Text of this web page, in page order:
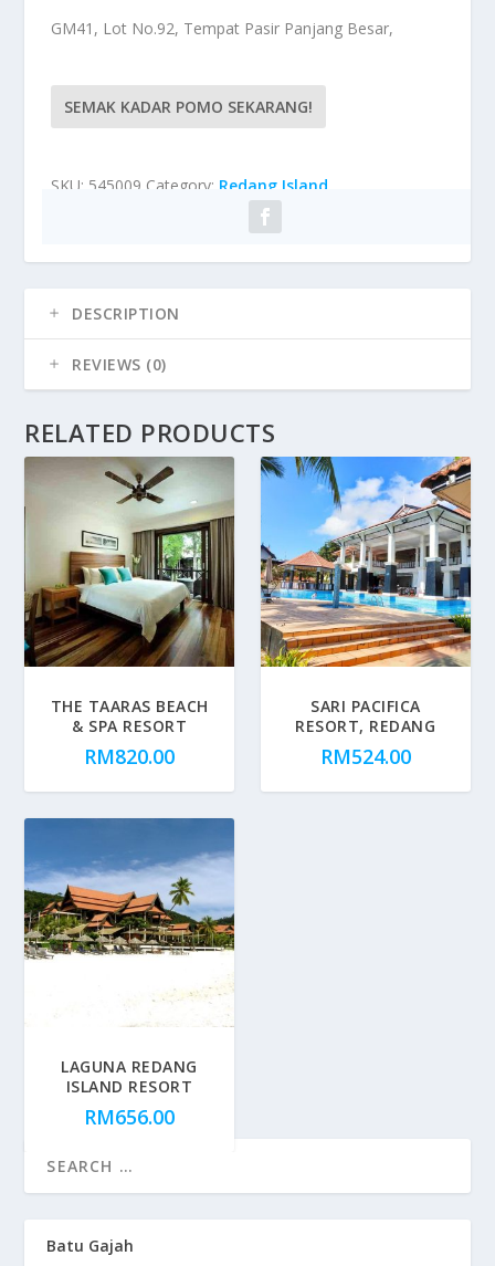
GM41, Lot No.92, Tempat Pasir Panjang Besar,
SEMAK KADAR POMO SEKARANG!
SKU: 545009 Category: Redang Island
DESCRIPTION
REVIEWS (0)
RELATED PRODUCTS
THE TAARAS BEACH
& SPA RESORT
RM820.00
SARI PACIFICA
RESORT, REDANG
RM524.00
LAGUNA REDANG
ISLAND RESORT
RM656.00
Batu Gajah